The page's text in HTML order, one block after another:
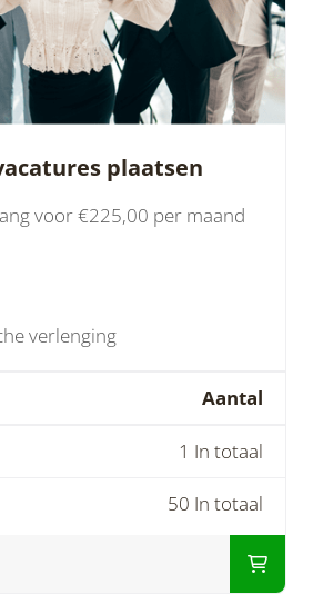
plaatsen
voor €225,00 per maand
verlenging
Aantal
1 In totaal
50 In totaal